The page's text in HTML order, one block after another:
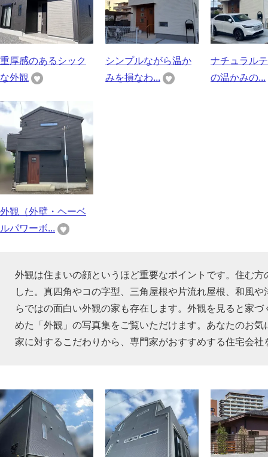
重厚感のあるシック
な外観
シンプルながら温か
みを損なわ...
ナチュラル
の温かみの...
外観（外壁・ヘーベ
ルパワーボ...
外観は住まいの顔というほど重要なポイントです。住む
した。真四角やコの字型、三角屋根や片流れ屋根、和風
らではの面白い外観の家も存在します。外観を見ると家
めた「外観」の写真集をご覧いただけます。あなたのお
家に対するこだわりから、専門家がおすすめする住宅会社